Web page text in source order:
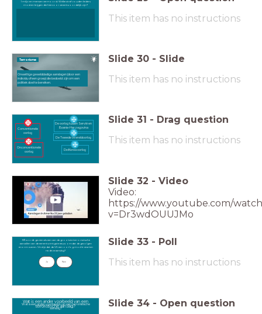
1 miljoen mensen vermoord. Welke straf zouden leiders
moeten krijgen die hiervoor verantwoordelijk zijn?
This item has no instructions
Terrorisme
Onwettige gewelddadige aanslagen (door een
individu of een groep) die bedoeld zijn om een
politiek doel te bereiken.
Slide 30 - Slide
This item has no instructions
Conventionele
oorlog
Onconventionele
oorlog
De oorlog tussen Servië en
Bosnie-Herzegovina
De Tweede Wereldoorlog
De Korea oorlog
Slide 31 - Drag question
This item has no instructions
Slide 32 - Video
Video:
https://www.youtube.com/
v=Dr3wdOUUJMo
9/11 wordt gezien als een van de grootste terroristische aanvallen van de eenentwintigste eeuw omdat de gevolgen enorm waren. Vind je dat de VS een oorlog mocht starten na deze aanslag?
9/11 wordt gezien als een van de grootste terroristische
aanvallen van de eenentwintigste eeuw omdat de gevolgen
enorm waren. Vind je dat de VS een oorlog mocht starten
na deze aanslag?
Ja Nee
Slide 33 - Poll
This item has no instructions
Wat is een ander voorbeeld van een
terroristische aanslag?
Wat is een ander voorbeeld van een terroristische
aanslag?
Slide 34 - Open question